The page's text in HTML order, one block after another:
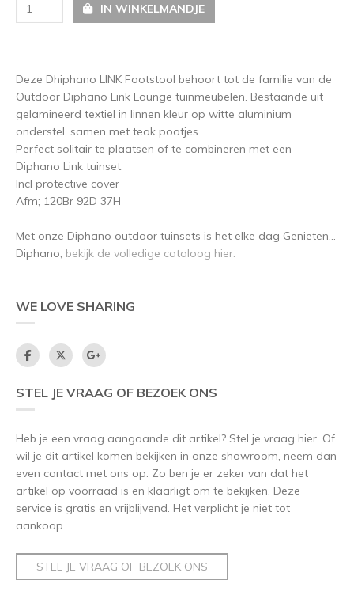
IN WINKELMANDJE
Deze Dhiphano LINK Footstool behoort tot de familie van de
Outdoor Diphano Link Lounge tuinmeubelen. Bestaande uit
gelamineerd textiel in linnen kleur op witte aluminium
onderstel, samen met teak pootjes.
Perfect solitair te plaatsen of te combineren met een
Diphano Link tuinset.
Incl protective cover
Afm; 120Br 92D 37H
Met onze Diphano outdoor tuinsets is het elke dag Genieten...
Diphano, bekijk de volledige cataloog hier.
WE LOVE SHARING
STEL JE VRAAG OF BEZOEK ONS
Heb je een vraag aangaande dit artikel? Stel je vraag hier. Of
wil je dit artikel komen bekijken in onze showroom, neem dan
even contact met ons op. Zo ben je er zeker van dat het
artikel op voorraad is en klaarligt om te bekijken. Deze
service is gratis en vrijblijvend. Het verplicht je niet tot
aankoop.
STEL JE VRAAG OF BEZOEK ONS